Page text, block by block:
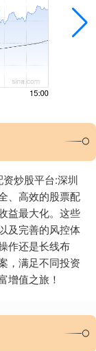
炒股平台:深圳
、高效的股票配
益最大化。这些
及完善的风控体
作还是长线布
，满足不同投资
增值之旅！